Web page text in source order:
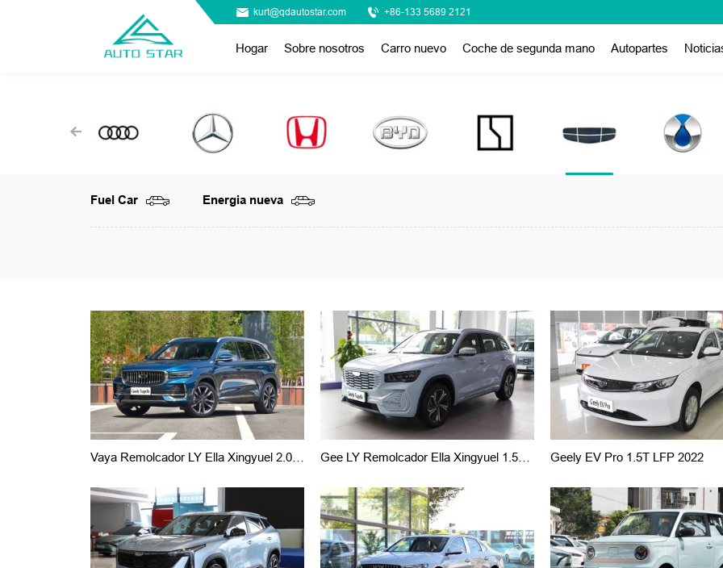
kurt@qdautostar.com +86-133 5689 2121
Hogar Sobre nosotros Carro nuevo Coche de segunda mano Autopartes
Fuel Car Energia nueva
Vaya Remolcador LY Ella Xingyuel 2.0TD 2023 Gee LY Remolcador Ella Xingyuel 1.5TE Rev Zh I Versión Del Cuadro 2022 Geely EV Pro 1.5T LFP 2022